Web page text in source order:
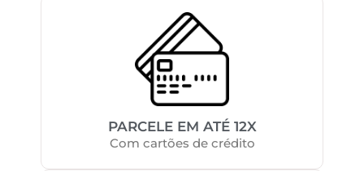
PARCELE EM ATÉ 12X
Com cartões de crédito